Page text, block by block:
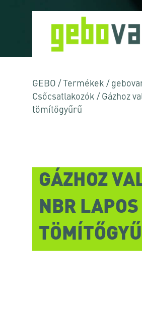
GEBO / Termékek /
Csőcsatlakozók / Gázhoz
tömítőgyűrű
GÁZHOZ
NBR LAPOS